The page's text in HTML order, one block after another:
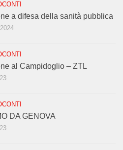
a difesa della sanità pubblica
al Campidoglio – ZTL
DA GENOVA